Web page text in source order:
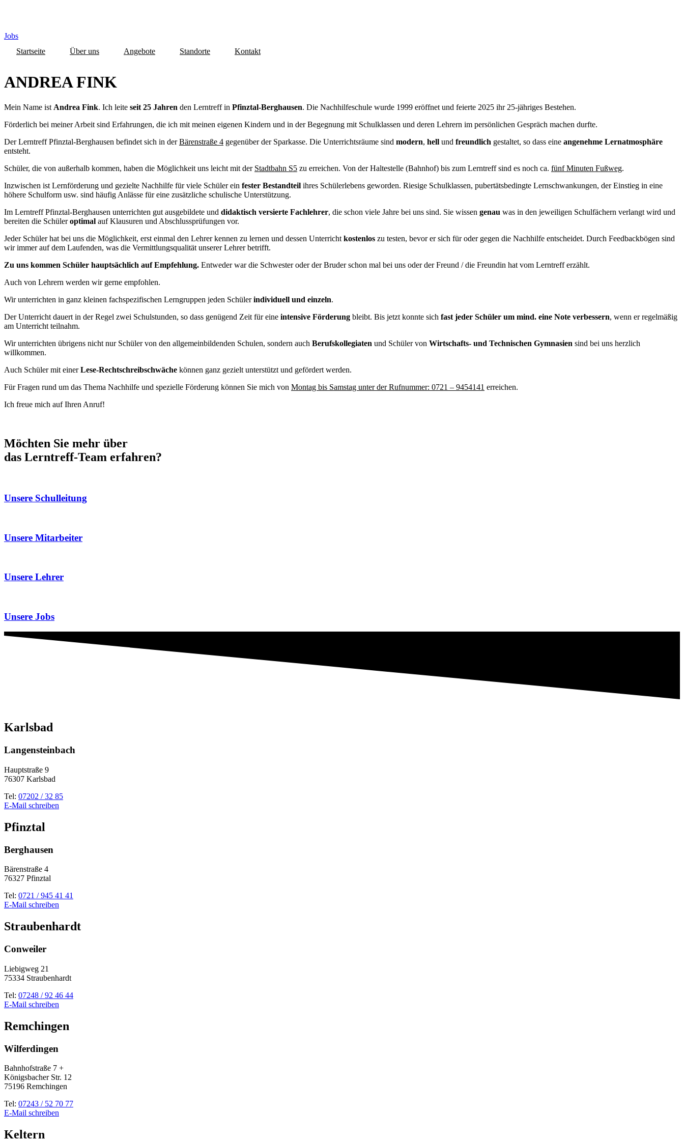
Jobs
Startseite
Über uns Angebote Standorte Kontakt
ANDREA FINK
Mein Name ist Andrea Fink. Ich leite seit 25 Jahren den Lerntreff in Pfinztal-Berghausen. Die Nachhilfeschule wurde 1999 eröffnet und feierte 2025 ihr 25-jähriges Bestehen.
Förderlich bei meiner Arbeit sind Erfahrungen, die ich mit meinen eigenen Kindern und in der Begegnung mit Schulklassen und deren Lehrern im persönlichen Gespräch machen durfte.
Der Lerntreff Pfinztal-Berghausen befindet sich in derBärenstraße 4 gegenüber der Sparkasse. Die Unterrichtsräume sind modern, hell und freundlich gestaltet, so dass eine angenehme Lernatmosphäre
entsteht.
Schüler, die von außerhalb kommen, haben die Möglichkeit uns leicht mit der Stadtbahn S5 zu erreichen. Von der Haltestelle (Bahnhof) bis zum Lerntreff sind es noch ca. fünf Minuten Fußweg.
Inzwischen ist Lernförderung und gezielte Nachhilfe für viele Schüler ein fester Bestandteil ihres Schülerlebens geworden. Riesige Schulklassen, pubertätsbedingte Lernschwankungen, der Einstieg in eine
höhere Schulform usw. sind häufig Anlässe für eine zusätzliche schulische Unterstützung.
Im Lerntreff Pfinztal-Berghausen unterrichten gut ausgebildete und didaktisch versierte Fachlehrer, die schon viele Jahre bei uns sind. Sie wissen genau was in den jeweiligen Schulfächern verlangt wird und
bereiten die Schüleroptimal auf Klausuren und Abschlussprüfungen vor.
Jeder Schüler hat bei uns die Möglichkeit, erst einmal den Lehrer kennen zu lernen und dessen Unterricht kostenlos zu testen, bevor er sich für oder gegen die Nachhilfe entscheidet. Durch Feedbackbögen sind
wir immer auf dem Laufenden, was die Vermittlungsqualität unserer Lehrer betrifft.
Zu uns kommen Schüler hauptsächlich auf Empfehlung. Entweder war die Schwester oder der Bruder schon mal bei uns oder der Freund / die Freundin hat vom Lerntreff erzählt.
Auch von Lehrern werden wir gerne empfohlen.
Wir unterrichten in ganz kleinen fachspezifischen Lerngruppen jeden Schülerindividuell und einzeln.
Der Unterricht dauert in der Regel zwei Schulstunden, so dass genügend Zeit für eine intensive Förderung bleibt. Bis jetzt konnte sich fast jeder Schüler um mind. eine Note verbessern, wenn er regelmäßig
am Unterricht teilnahm.
Wir unterrichten übrigens nicht nur Schüler von den allgemeinbildenden Schulen, sondern auch Berufskollegiaten und Schüler von Wirtschafts- und Technischen Gymnasien sind bei uns herzlich
willkommen.
Auch Schüler mit einerLese-Rechtschreibschwäche können ganz gezielt unterstützt und gefördert werden.
Für Fragen rund um das Thema Nachhilfe und spezielle Förderung können Sie mich von Montag bis Samstag unter der Rufnummer: 0721 – 9454141 erreichen.
Ich freue mich auf Ihren Anruf!
Möchten Sie mehr über
das Lerntreff-Team erfahren?
Unsere Schulleitung
Unsere Mitarbeiter
Unsere Lehrer
Unsere Jobs
Karlsbad
Langensteinbach
Hauptstraße 9
76307 Karlsbad
Tel: 07202 / 32 85
E-Mail schreiben
Pfinztal
Berghausen
Bärenstraße 4
76327 Pfinztal
Tel: 0721 / 945 41 41
E-Mail schreiben
Straubenhardt
Conweiler
Liebigweg 21
75334 Straubenhardt
Tel: 07248 / 92 46 44
E-Mail schreiben
Remchingen
Wilferdingen
Bahnhofstraße 7 +
Königsbacher Str. 12
75196 Remchingen
Tel: 07243 / 52 70 77
E-Mail schreiben
Keltern